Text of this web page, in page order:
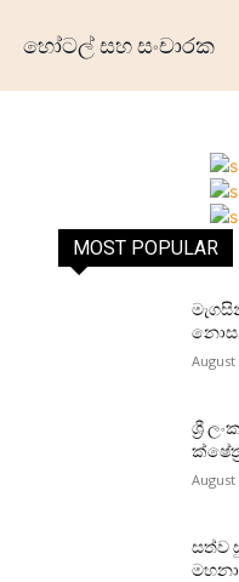
හෝටල් සහ සංචාරක
MOST POPULAR
August
ශ්‍රී
August
සත්ව